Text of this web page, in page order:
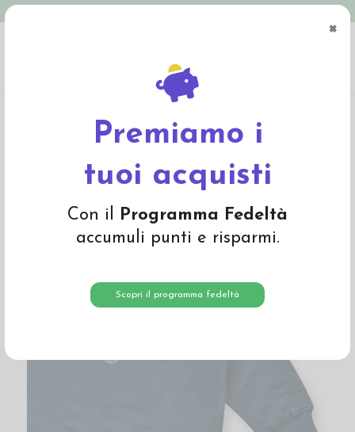
×
Premiamo i
tuoi acquisti
Con il Programma Fedeltà
accumuli punti e risparmi.
Scopri il programma fedeltà
cotone biologico "Hazy Days" - col. petrolio